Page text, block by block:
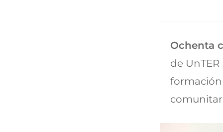
Ochenta
de
formación